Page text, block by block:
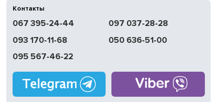
доставка
Обмен | Возвращение
без выходных
Магазины
в Киеве
Контакты
067 395-24-44
097 037-28-28
093 170-11-68
050 636-51-00
095 567-46-22